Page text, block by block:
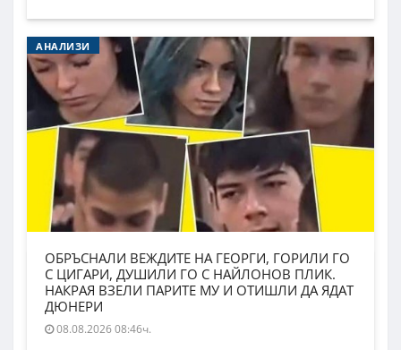
АНАЛИЗИ
ОБРЪСНАЛИ ВЕЖДИТЕ НА ГЕОРГИ, ГОРИЛИ ГО
С ЦИГАРИ, ДУШИЛИ ГО С НАЙЛОНОВ ПЛИК.
НАКРАЯ ВЗЕЛИ ПАРИТЕ МУ И ОТИШЛИ ДА ЯДАТ
ДЮНЕРИ
08.08.2026 08:46ч.